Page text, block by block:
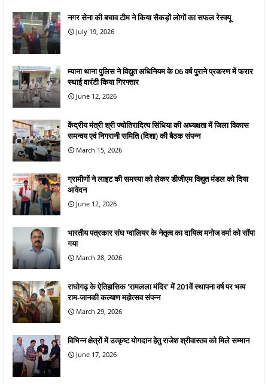
नगर सेना की बचाव टीम ने किया सैकड़ों लोगों का सफल रेस्क्यू
July 19, 2026
म्याना थाना पुलिस ने विद्युत अधिनियम के 06 वर्ष पुराने प्रकरण में फरार
स्थाई वारंटी किया गिरफ्तार
June 12, 2026
केंद्रीय मंत्री श्री ज्योतिरादित्य सिंधिया की अध्यक्षता में जिला विकास
समन्वय एवं निगरानी समिति (दिशा) की बैठक संपन्न
March 15, 2026
ग्रामीणों ने लाइट की समस्या को लेकर डीजीएम विद्युत मंडल को दिया
आवेदन
June 12, 2026
भारतीय पत्रकार संघ ग्वालियर के नेतृत्व का दायित्व मनोज वर्मा को सौंपा
गया
March 28, 2026
राघोगढ़ के ऐतिहासिक 'रामलला मंदिर' में 201वें स्थापना वर्ष पर भव्य
राम-जानकी कल्याण महोत्सव संपन्न
March 29, 2026
विभिन्न क्षेत्रों में उत्कृष्ट योगदान हेतु राजेश श्रीवास्तव को मिले सम्मान
June 17, 2026